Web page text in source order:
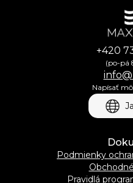
+420
(po-pá
Napísať
Podmienky
Pravidlá